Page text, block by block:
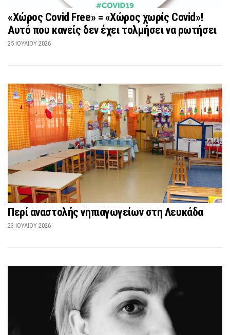
«Χώρος Covid Free» = «Χώρος χωρίς Covid»!
Αυτό που κανείς δεν έχει τολμήσει να ρωτήσει
25 ΙΟΥΛΊΟΥ 2026
Περί αναστολής νηπιαγωγείων στη Λευκάδα
23 ΙΟΥΛΊΟΥ 2026